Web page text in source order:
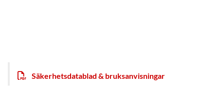
Säkerhetsdatablad & bruksanvisningar